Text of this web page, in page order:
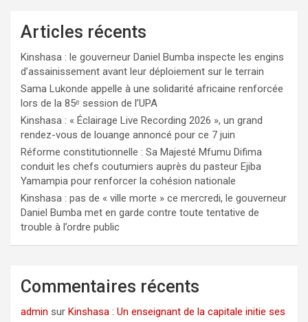
Articles récents
Kinshasa : le gouverneur Daniel Bumba inspecte les engins
d’assainissement avant leur déploiement sur le terrain
Sama Lukonde appelle à une solidarité africaine renforcée
lors de la 85ᵉ session de l’UPA
Kinshasa : « Éclairage Live Recording 2026 », un grand
rendez-vous de louange annoncé pour ce 7 juin
Réforme constitutionnelle : Sa Majesté Mfumu Difima
conduit les chefs coutumiers auprès du pasteur Ejiba
Yamampia pour renforcer la cohésion nationale
Kinshasa : pas de « ville morte » ce mercredi, le gouverneur
Daniel Bumba met en garde contre toute tentative de
trouble à l’ordre public
Commentaires récents
admin sur Kinshasa : Un enseignant de la capitale initie ses